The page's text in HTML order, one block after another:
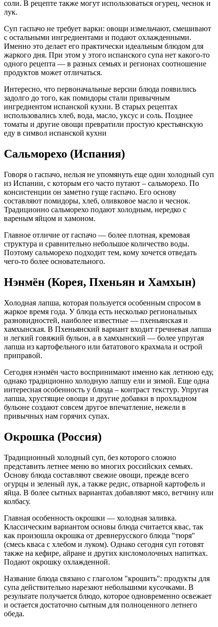
соли. В рецепте также могут использоваться огурец, чеснок и
лук.
Суп гаспачо не требует варки: овощи измельчают, смешивают
с остальными ингредиентами и подают охлажденными.
Именно это делает его практически идеальным блюдом для
жаркого дня. При этом у этого испанского супа нет какого-то
одного рецепта — в разных семьях и регионах соотношение
продуктов может отличаться.
Интересно, что первоначальные версии блюда появились
задолго до того, как помидоры стали привычным
ингредиентом испанской кухни. В старых рецептах
использовались хлеб, вода, масло, уксус и соль. Позднее
томаты и другие овощи превратили простую крестьянскую
еду в символ испанской кухни
Сальморехо (Испания)
Говоря о гаспачо, нельзя не упомянуть еще один холодный суп
из Испании, с которым его часто путают – сальморехо. По
консистенции он заметно гуще гаспачо. Его основу
составляют помидоры, хлеб, оливковое масло и чеснок.
Традиционно сальморехо подают холодным, нередко с
вареным яйцом и хамоном.
Главное отличие от гаспачо — более плотная, кремовая
структура и сравнительно небольшое количество воды.
Поэтому сальморехо подходит тем, кому хочется отведать
чего-то более основательного.
Нэнмён (Корея, Пхеньян и Хамхын)
Холодная лапша, которая пользуется особенным спросом в
жаркое время года. У блюда есть несколько региональных
разновидностей, наиболее известные — пхеньянская и
хамхынская. В Пхеньянский вариант входит гречневая лапша
и легкий говяжий бульон, а в хамхынский — более упругая
лапша из картофельного или бататового крахмала и острой
приправой.
Сегодня нэнмён часто воспринимают именно как летнюю еду,
однако традиционно холодную лапшу ели и зимой. Еще одна
интересная особенность у блюда – контраст текстур. Упругая
лапша, хрустящие овощи и другие добавки в прохладном
бульоне создают совсем другое впечатление, нежели в
привычных нам горячих супах.
Окрошка (Россия)
Традиционный холодный суп, без которого сложно
представить летнее меню во многих российских семьях.
Основу блюда составляют свежие овощи, прежде всего
огурцы и зеленый лук, а также редис, отварной картофель и
яйца. В более сытных вариантах добавляют мясо, ветчину или
колбасу.
Главная особенность окрошки — холодная заливка.
Классическим вариантом основы блюда считается квас, так
как произошла окрошка от древнерусского блюда "тюря"
(смесь кваса с хлебом и луком). Однако сегодня суп готовят
также на кефире, айране и других кисломолочных напитках.
Подают окрошку охлажденной.
Название блюда связано с глаголом "крошить": продукты для
супа действительно нарезают небольшими кусочками. В
результате получается блюдо, которое одновременно освежает
и остается достаточно сытным для полноценного летнего
обеда.